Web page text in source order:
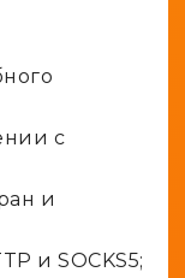
с
и
и SOCKS5;